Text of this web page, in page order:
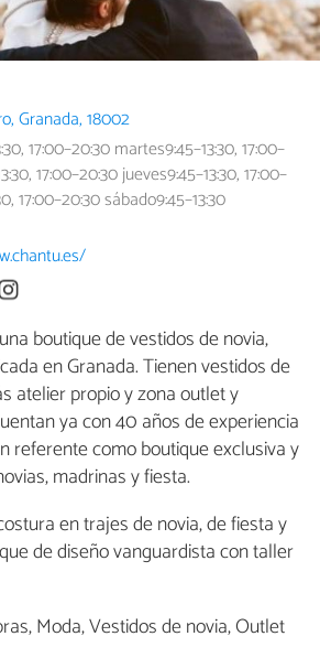
Granada, 18002
17:00–20:30 martes9:45–13:30, 17:00–
17:00–20:30 jueves9:45–13:30, 17:00–
17:00–20:30 sábado9:45–13:30
boutique de vestidos de novia,
en Granada. Tienen vestidos de
atelier propio y zona outlet y
ya con 40 años de experiencia
referente como boutique exclusiva y
madrinas y fiesta.
en trajes de novia, de fiesta y
de diseño vanguardista con taller
Moda, Vestidos de novia, Outlet